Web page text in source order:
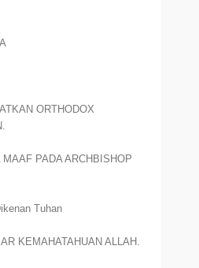
ORTHODOX
PADA ARCHBISHOP
Tuhan
KEMAHATAHUAN ALLAH.